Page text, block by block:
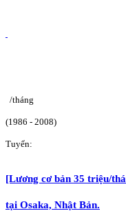
/tháng
(1986 - 2008)
Tuyển:
[Lương cơ bản 35 triệu/
tại Osaka, Nhật Bản.